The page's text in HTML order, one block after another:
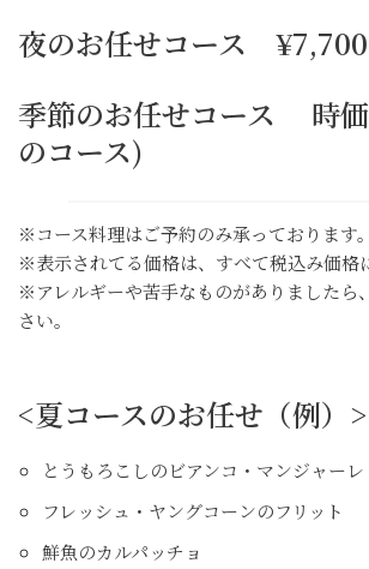
夜のお任せコース ¥7,700
季節のお任せコース 時
のコース)
※コース料理はご予約のみ承っております。
※表示されてる価格は、すべて税込み価格
※アレルギーや苦手なものがありましたら
さい。
<夏コースのお任せ（例）>
とうもろこしのビアンコ・マンジャーレ
フレッシュ・ヤングコーンのフリット
鮮魚のカルパッチョ